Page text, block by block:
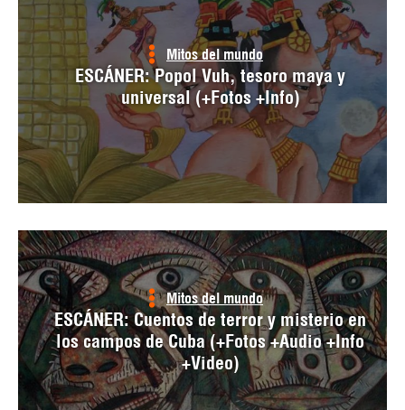
Mitos del mundo
ESCÁNER: Popol Vuh, tesoro maya y
universal (+Fotos +Info)
Mitos del mundo
ESCÁNER: Cuentos de terror y misterio en
los campos de Cuba (+Fotos +Audio +Info
+Video)